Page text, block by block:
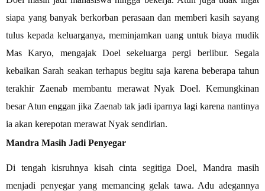
siapa yang banyak berkorban perasaan dan memberi kasih sayang
tulus kepada keluarganya, meminjamkan uang untuk biaya mudik
Mas Karyo, mengajak Doel sekeluarga pergi berlibur. Segala
kebaikan Sarah seakan terhapus begitu saja karena beberapa tahun
terakhir Zaenab membantu merawat Nyak Doel. Kemungkinan
besar Atun enggan jika Zaenab tak jadi iparnya lagi karena nantinya
ia akan kerepotan merawat Nyak sendirian.
Mandra Masih Jadi Penyegar
Di tengah kisruhnya kisah cinta segitiga Doel, Mandra masih
menjadi penyegar yang memancing gelak tawa. Adu adegannya